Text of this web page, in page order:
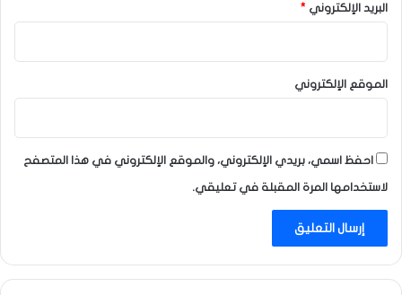
البريد الإلكتروني *
الموقع الإلكتروني
احفظ اسمي، بريدي الإلكتروني، والموقع الإلكتروني في هذا المتصفح
لاستخدامها المرة المقبلة في تعليقي.